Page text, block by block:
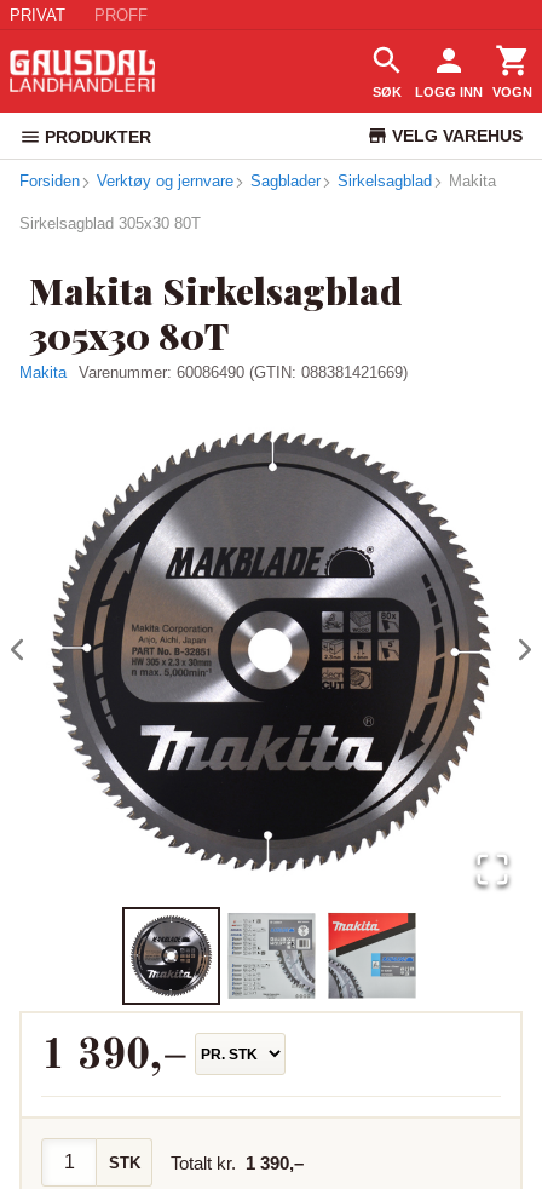
PRIVAT PROFF
SØK LOGG INN VOGN
PRODUKTER VELG VAREHUS
KUNDESERVICE
Forsiden Verktøy og jernvare Sagblader Sirkelsagblad Makita
Sirkelsagblad 305x30 80T
Makita Sirkelsagblad
305x30 80T
Makita Varenummer: 60086490 (GTIN: 088381421669)
1 390,–
STK Totalt kr. 1 390,–